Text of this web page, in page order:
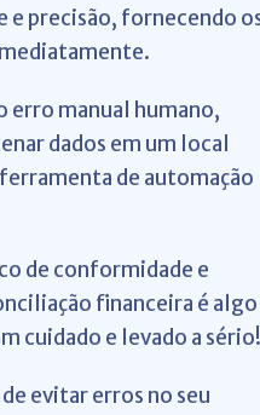
precisão, fornecendo
erro manual humano,
dados em um local
de automação
de conformidade e
financeira é algo
cuidado e levado a sério!
evitar erros no seu